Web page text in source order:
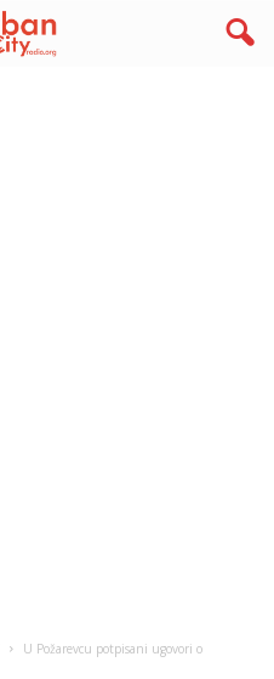
U Požarevcu potpisani ugovori o